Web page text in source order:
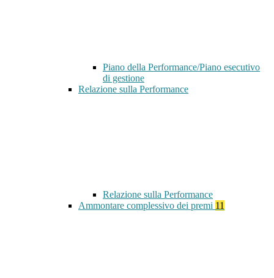
Piano della Performance/Piano esecutivo
di gestione
Relazione sulla Performance
Relazione sulla Performance
Ammontare complessivo dei premi 11